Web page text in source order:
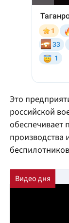
Это
российской
обеспечивает
производства